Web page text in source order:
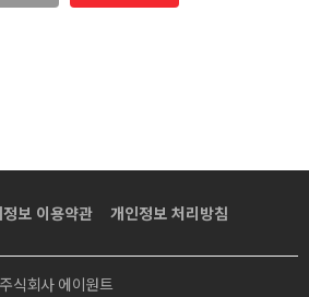
보 이용약관 개인정보 처리방침
주식회사 에이원트